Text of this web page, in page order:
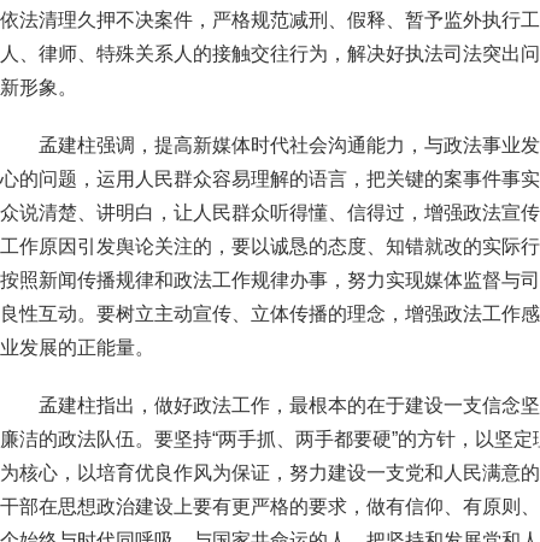
依法清理久押不决案件，严格规范减刑、假释、暂予监外执行
人、律师、特殊关系人的接触交往行为，解决好执法司法突出
新形象。
孟建柱强调，提高新媒体时代社会沟通能力，与政法事业
心的问题，运用人民群众容易理解的语言，把关键的案事件事
众说清楚、讲明白，让人民群众听得懂、信得过，增强政法宣
工作原因引发舆论关注的，要以诚恳的态度、知错就改的实际
按照新闻传播规律和政法工作规律办事，努力实现媒体监督与
良性互动。要树立主动宣传、立体传播的理念，增强政法工作
业发展的正能量。
孟建柱指出，做好政法工作，最根本的在于建设一支信念
廉洁的政法队伍。要坚持“两手抓、两手都要硬”的方针，以坚
为核心，以培育优良作风为保证，努力建设一支党和人民满意
干部在思想政治建设上要有更严格的要求，做有信仰、有原则